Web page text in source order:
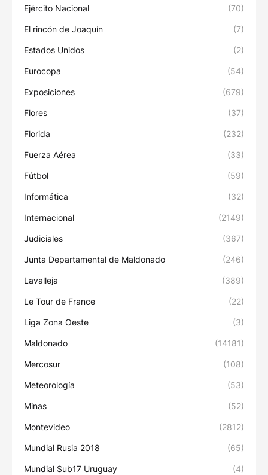
Ejército Nacional (70)
El rincón de Joaquín (7)
Estados Unidos (2)
Eurocopa (54)
Exposiciones (679)
Flores (37)
Florida (232)
Fuerza Aérea (33)
Fútbol (59)
Informática (32)
Internacional (2149)
Judiciales (367)
Junta Departamental de Maldonado (246)
Lavalleja (389)
Le Tour de France (22)
Liga Zona Oeste (3)
Maldonado (14181)
Mercosur (108)
Meteorología (53)
Minas (52)
Montevideo (2812)
Mundial Rusia 2018 (65)
Mundial Sub17 Uruguay (4)